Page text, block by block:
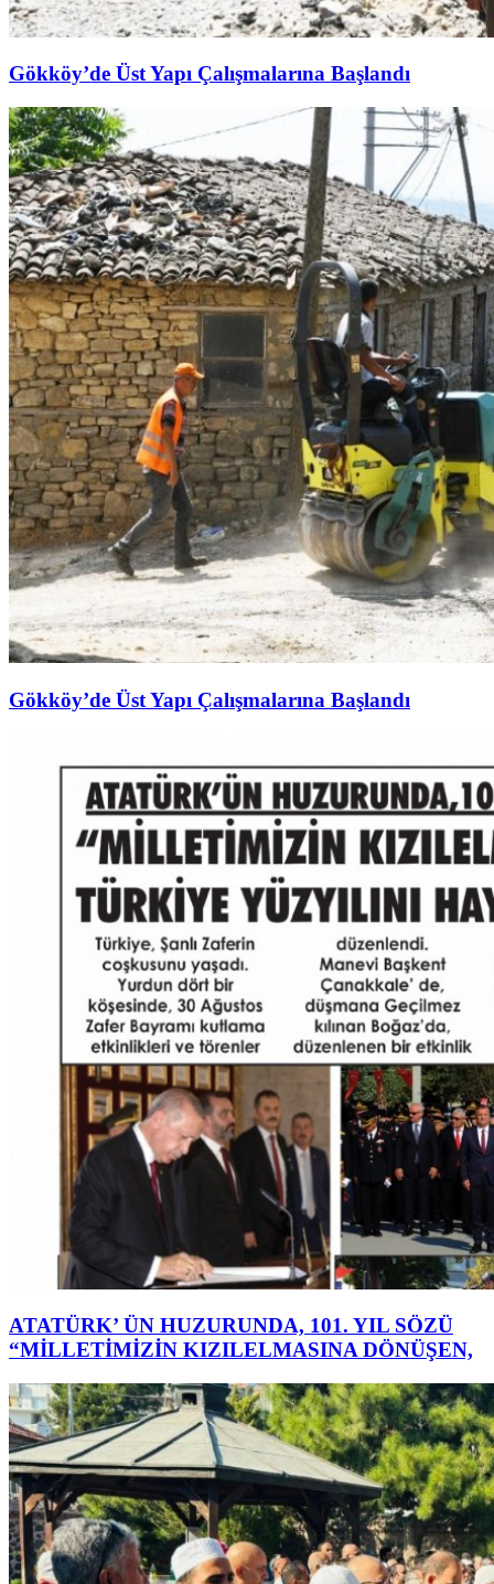
Gökköy’de Üst Yapı Çalışmalarına Başlandı
Gökköy’de Üst Yapı Çalışmalarına Başlandı
ATATÜRK’ ÜN HUZURUNDA, 101. YIL SÖZÜ
“MİLLETİMİZİN KIZILELMASINA DÖNÜŞEN,